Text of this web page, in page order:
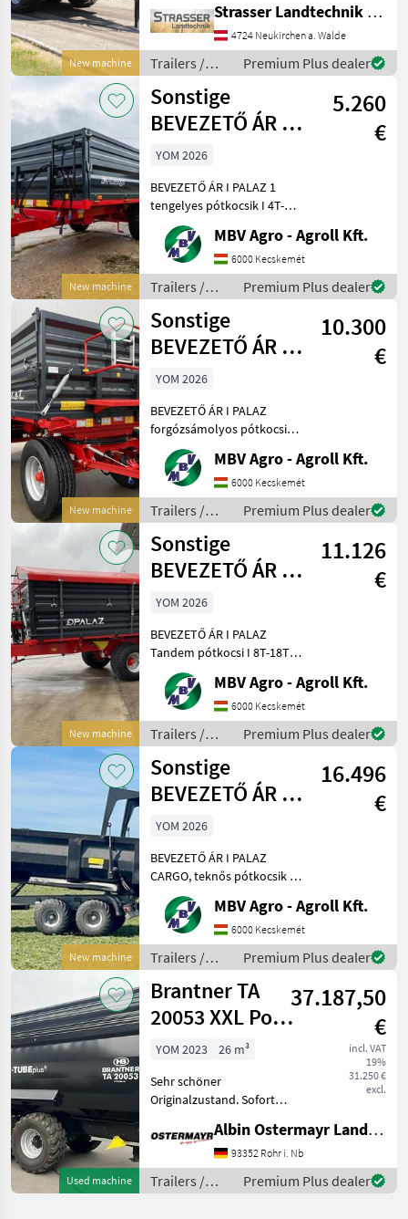
New machine
doppelter Anzahl an
Versteifungen unten -
Schotterklappe 400mm
(Pendelbordwand oben mit
erhöhtem Dr
Strasser Landtechnik GmbH
4724 Neukirchen a. Walde
Trailers /
Pühringer
Premium Plus dealer
New machine
Sonstige
BEVEZETŐ ÁR I
PALAZ 1
tengelyes
pótkocsik I 4T-8
5.260
€
YOM 2026
BEVEZETŐ ÁR I PALAZ 1
tengelyes pótkocsik I 4T-8T
Ha PALAZ akkor kizárólag
az MBV AGRO! Vásároljon
közvetlenül az importőrtől,
a régió legnagyobb PALAZ
kereskedőitő
MBV Agro - Agroll Kft.
6000 Kecskemét
Trailers /
Sonstige
Premium Plus dealer
New machine
Sonstige
BEVEZETŐ ÁR I
PALAZ
forgózsámolyos
pótkocsik I 8
10.300
€
YOM 2026
BEVEZETŐ ÁR I PALAZ
forgózsámolyos pótkocsik I
8T-18T Ha PALAZ akkor
kizárólag az MBV AGRO!
Vásároljon közvetlenül az
importőrtől, a régió
legnagyobb PALAZ
keresked
MBV Agro - Agroll Kft.
6000 Kecskemét
Trailers /
Sonstige
Premium Plus dealer
New machine
Sonstige
BEVEZETŐ ÁR I
PALAZ Tandem
pótkocsi I 8T-18T
11.126
€
YOM 2026
BEVEZETŐ ÁR I PALAZ
Tandem pótkocsi I 8T-18T
Ha PALAZ akkor kizárólag
az MBV AGRO! Vásároljon
közvetlenül az importőrtől,
a régió legnagyobb PALAZ
kereskedőitől. Az
MBV Agro - Agroll Kft.
6000 Kecskemét
Trailers /
Sonstige
Premium Plus dealer
New machine
Sonstige
BEVEZETŐ ÁR I
PALAZ CARGO,
teknős
pótkocsik I 1
16.496
€
YOM 2026
BEVEZETŐ ÁR I PALAZ
CARGO, teknős pótkocsik I
12-18T I 2 tengely Ha PALAZ
akkor kizárólag az MBV
AGRO! Vásároljon
közvetlenül az importőrtől,
a régió legnagyobb PA
MBV Agro - Agroll Kft.
6000 Kecskemét
Trailers /
Sonstige
Premium Plus dealer
Used machine
Brantner TA
20053 XXL Power
Push+
37.187,50
€
incl. VAT
19%
31.250 €
excl.
YOM 2023
26 m³
Sehr schöner
Originalzustand. Sofort
Betriebsumstellung. -
Aufsatzdreicke 300mm
vorne und hinten, mech.
AHK, Aufsatzwände 600mm
Albin Ostermayr Landmaschinenhandel e.K.
93352 Rohr i. Nb
Trailers /
Brantner
Premium Plus dealer